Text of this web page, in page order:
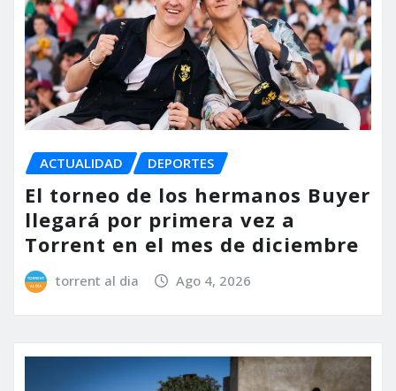
ACTUALIDAD DEPORTES
El torneo de los hermanos Buyer
llegará por primera vez a
Torrent en el mes de diciembre
torrent al dia Ago 4, 2026